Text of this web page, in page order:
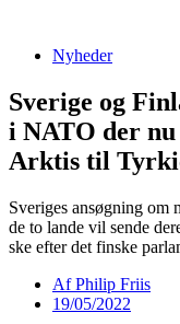
indholdNyheder
Sverige og
i NATO der
Arktis til
Sveriges ansøgning om
de to lande vil sende
ske efter det finske
AfPhilip Friis
19/05/2022